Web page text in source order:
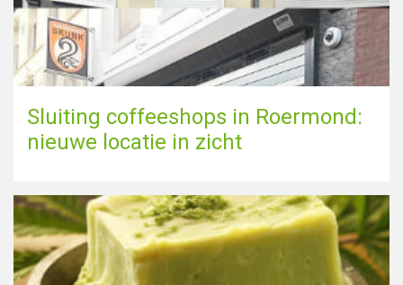
Sluiting coffeeshops in Roermond:
nieuwe locatie in zicht